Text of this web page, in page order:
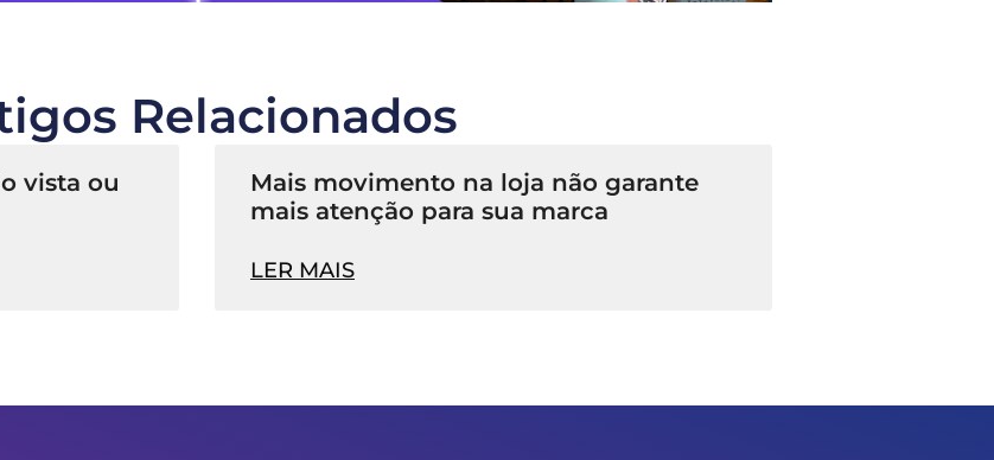
Relacionados
vista ou
Mais movimento na loja não garante
mais atenção para sua marca
LER MAIS